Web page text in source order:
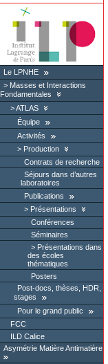
Le LPNHE
Masses et Interactions
Fondamentales
ATLAS
Équipe
Activités
Production
Contrats de recherche
Séjours dans d’autres
laboratoires
Publications
Présentations
Conférences
Séminaires
Présentations dans
des écoles
thématiques
Posters
Post-docs, thèses, HDR,
stages
Pour le grand public
FCC
ILD Calice
Asymétrie Matière Antimatière